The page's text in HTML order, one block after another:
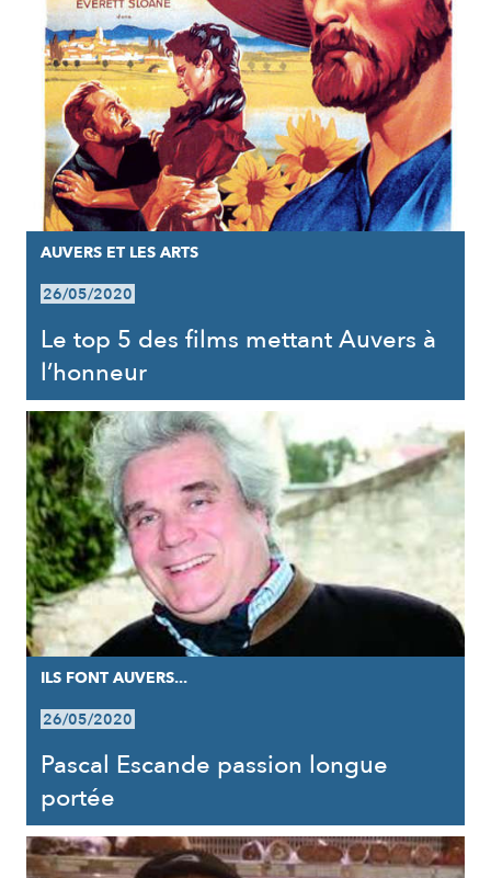
AUVERS ET LES ARTS
26/05/2020
Le top 5 des films mettant Auvers à
l’honneur
ILS FONT AUVERS...
26/05/2020
Pascal Escande passion longue
portée